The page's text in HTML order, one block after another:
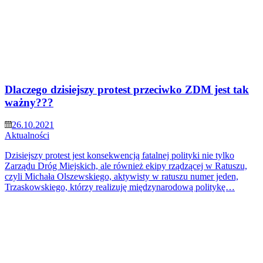
Dlaczego dzisiejszy protest przeciwko ZDM jest tak
ważny???
26.10.2021
Aktualności
Dzisiejszy protest jest konsekwencją fatalnej polityki nie tylko
Zarządu Dróg Miejskich, ale również ekipy rządzącej w Ratuszu,
czyli Michała Olszewskiego, aktywisty w ratuszu numer jeden,
Trzaskowskiego, którzy realizuję międzynarodową politykę…